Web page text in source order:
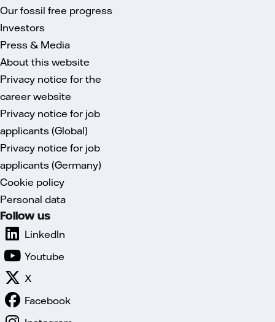
Our fossil free progress
Investors
Press & Media
About this website
Privacy notice for the
career website
Privacy notice for job
applicants (Global)
Privacy notice for job
applicants (Germany)
Cookie policy
Personal data
Follow us
LinkedIn
Youtube
X
Facebook